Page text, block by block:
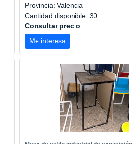
Provincia: Valencia
Cantidad disponible: 30
Consultar precio
Me interesa